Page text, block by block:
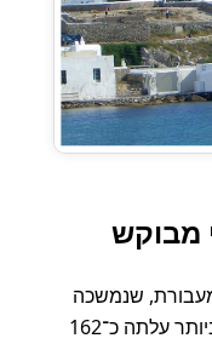
מבוקש
שנמשכה
סביב 2.7 שעות. האפשרות הזולה ביותר עלתה כ־162